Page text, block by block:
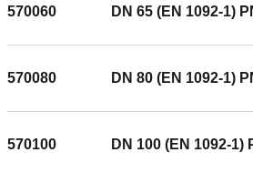
570060 DN 65 (EN 1092-1)
570080 DN 80 (EN 1092-1)
570100 DN 100 (EN 1092-1)